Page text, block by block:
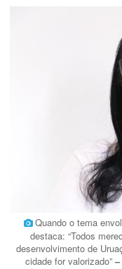
Quando o tema
destaca: “Todos
desenvolvimento de
cidade for valorizado”